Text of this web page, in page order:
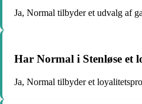
Ja, Normal tilbyder et udvalg af
Har Normal i Stenløse et
Ja, Normal tilbyder et